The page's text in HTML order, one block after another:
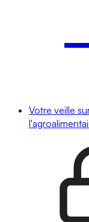
Votre veille